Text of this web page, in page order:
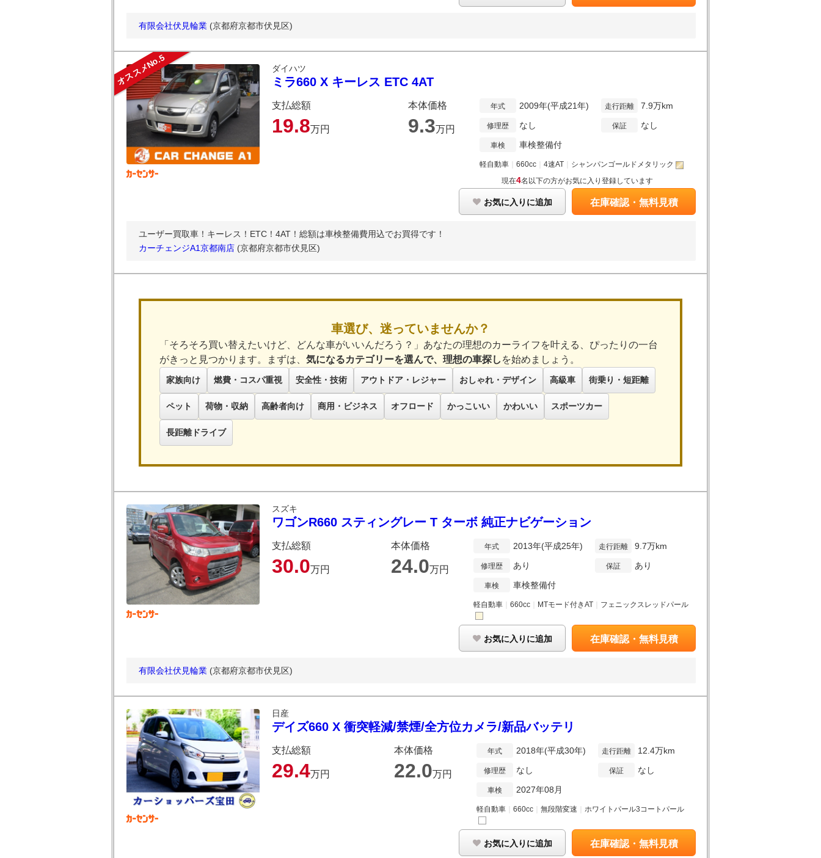
有限会社伏見輪業 (京都府京都市伏見区)
オススメNo.5 ダイハツ
ミラ660 X キーレス ETC 4AT
支払総額
19.8万円
本体価格
9.3万円
年式 2009年(平成21年)
修理歴 なし
車検 車検整備付
走行距離 7.9万km
保証 なし
軽自動車 660cc 4速AT
シャンパンゴールドメタリック
現在4名以下の方がお気に入り登録しています
お気に入りに追加 在庫確認・無料見積
ユーザー買取車！キーレス！ETC！4AT！総額は車検整備費用込でお買得です！
カーチェンジA1京都南店 (京都府京都市伏見区)
車選び、迷っていませんか？
「そろそろ買い替えたいけど、どんな車がいいんだろう？」あなたの理想のカーライフを叶える、ぴったりの一台
がきっと見つかります。まずは、 気になるカテゴリーを選んで、理想の車探し を始めましょう。
家族向け 燃費・コスパ重視 安全性・技術 アウトドア・レジャー おしゃれ・デザイン 高級車 街乗り・短距離
ペット 荷物・収納 高齢者向け 商用・ビジネス オフロード かっこいい かわいい スポーツカー
長距離ドライブ
スズキ
ワゴンR660 スティングレー T ターボ 純正ナビゲーション
支払総額
30.0万円
本体価格
24.0万円
年式 2013年(平成25年)
修理歴 あり
車検 車検整備付
走行距離 9.7万km
保証 あり
軽自動車 ｜660cc MTモード付きAT フェニックスレッドパール
お気に入りに追加 在庫確認・無料見積
有限会社伏見輪業 (京都府京都市伏見区)
日産
デイズ660 X 衝突軽減/禁煙/全方位カメラ/新品バッテリ
支払総額
29.4万円
本体価格
22.0万円
年式 2018年(平成30年)
修理歴 なし
車検 2027年08月
走行距離 12.4万km
保証 なし
軽自動車 ｜660cc ｜無段階変速 ｜ホワイトパール3コートパール
お気に入りに追加 在庫確認・無料見積